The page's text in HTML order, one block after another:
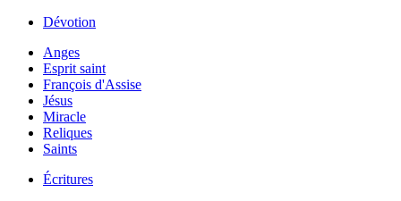
Dévotion
Anges
Esprit saint
François d'Assise
Jésus
Miracle
Reliques
Saints
Écritures